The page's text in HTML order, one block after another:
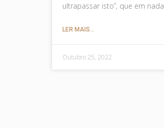
ultrapassar isto”, que em
LER MAIS...
Outubro 25, 2022